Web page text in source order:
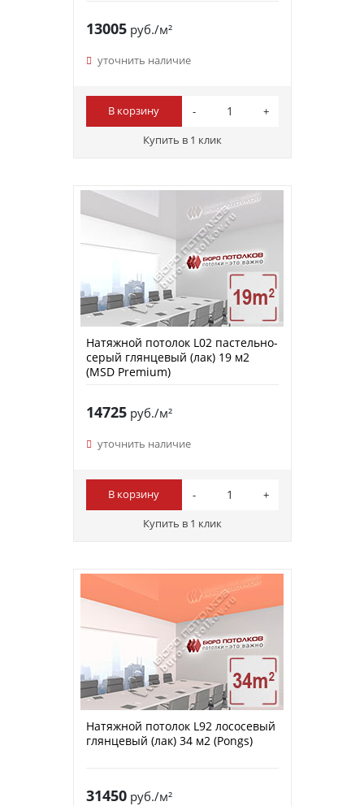
13005руб./м²
уточнить наличие
В корзину
Купить в 1 клик
Натяжной потолок L02 пастельно-
серый глянцевый (лак) 19 м2
(MSD Premium)
14725руб./м²
уточнить наличие
В корзину
Купить в 1 клик
Натяжной потолок L92 лососевый
глянцевый (лак) 34 м2 (Pongs)
31450руб./м²